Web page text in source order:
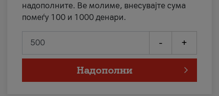
надополните. Ве молиме, внесувајте сума
помеѓу 100 и 1000 денари.
- +
Надополни